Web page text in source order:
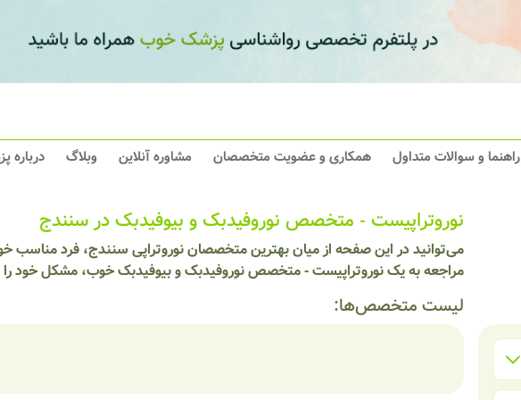
راهنما و سوالات متداول همکاری و عضویت متخصصان مشاوره آنلاین وبلاگ
نوروتراپیست - متخصص نوروفیدبک و بیوفیدبک در سنندج
می‌توانید در این صفحه از میان بهترین متخصصان نوروتراپی سنندج، فرد مناسب
مراجعه به یک نوروتراپیست - متخصص نوروفیدبک و بیوفیدبک خوب، مشکل خود را
لیست متخصص‌ها: